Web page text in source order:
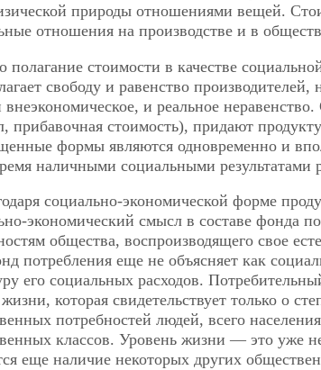
природы отношениями вещей.
отношения на производстве и в
полагание стоимости в качестве
свободу и равенство
внеэкономическое, и реальное
прибавочная стоимость), придают
формы являются одновременно и
наличными социальными результатами
социально-экономической форме
экономический смысл в составе фонда
общества, воспроизводящего свое
потребления еще не объясняет как
его социальных расходов.
которая свидетельствует только о
потребностей людей, всего
классов. Уровень жизни — это уже
еще наличие некоторых других